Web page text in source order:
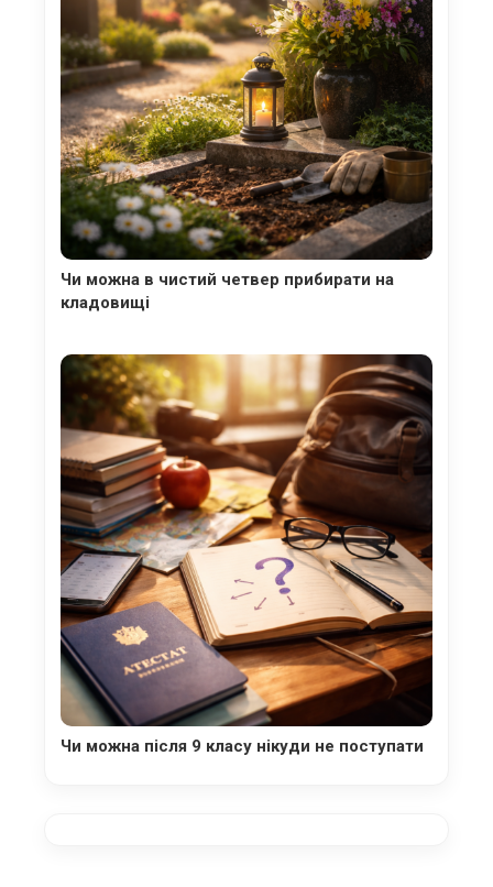
Чи можна в чистий четвер прибирати на
кладовищі
Чи можна після 9 класу нікуди не поступати